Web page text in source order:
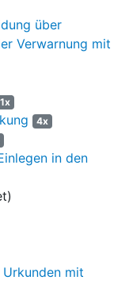
04.09.2023 (432 Ds
wurde die
innerhalb der
begangenen
in zwei
von 6 Monaten
ausgesetzt
zugrunde:
befunden und
gelangen. Die sich
im Rippen- bzw.
erlitten und
hatte die
über
Verwarnung mit
1x
4x
in den
mit